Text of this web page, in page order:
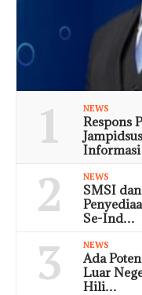
1 NEWS
Respons
Informasi
2 NEWS
SMSI
Se-Ind…
3 NEWS
Ada
Luar
Hili…